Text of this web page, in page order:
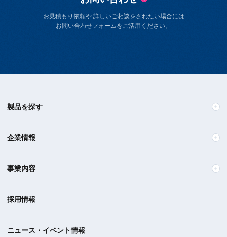
お見積もり依頼や 詳しいご相談をされたい場合には
お問い合わせフォームをご活用ください。
製品を探す
企業情報
事業内容
採用情報
ニュース・イベント情報